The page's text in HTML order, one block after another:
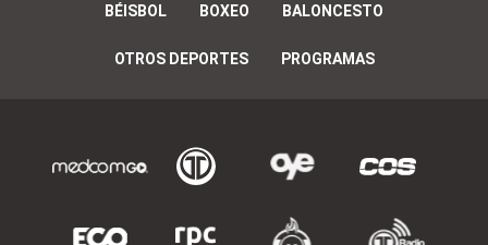
BÉISBOL BOXEO BALONCESTO
OTROS DEPORTES PROGRAMAS